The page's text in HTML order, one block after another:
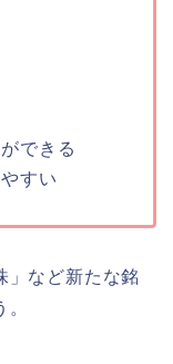
できる
すい
」など新たな銘